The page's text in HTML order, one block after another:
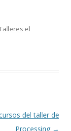
el
del taller de
Processing →